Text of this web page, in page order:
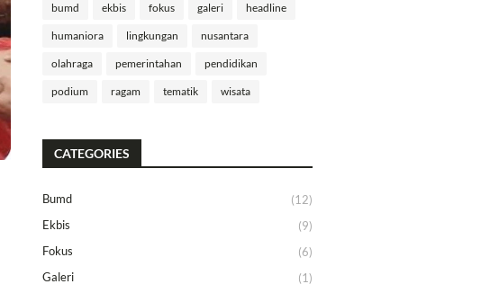
bumd ekbis fokus galeri headline
humaniora lingkungan nusantara
olahraga pemerintahan pendidikan
podium ragam tematik wisata
CATEGORIES
Bumd
(12)
Ekbis
(9)
Fokus
(6)
Galeri
(1)